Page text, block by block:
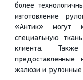
более
изготовление
«Антик» могут
специальную
клиента.
предоставленные
жалюзи и